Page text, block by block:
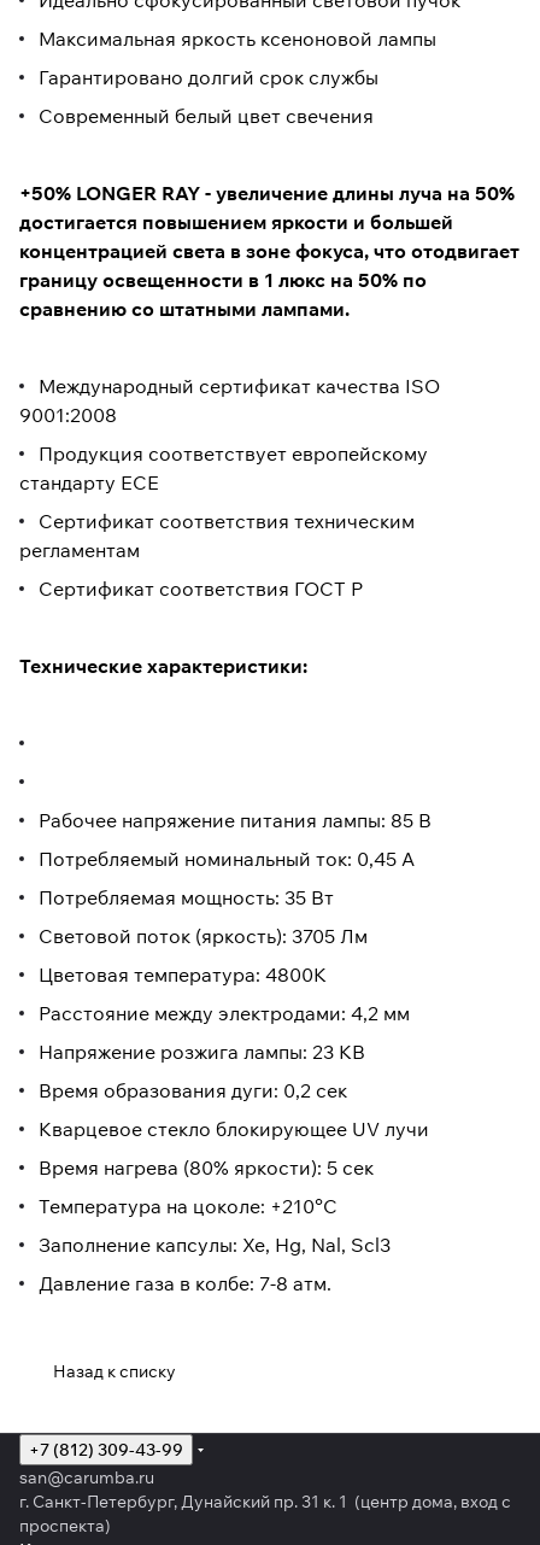
Максимальная яркость ксеноновой лампы
Гарантировано долгий срок службы
Современный белый цвет свечения
+50% LONGER RAY - увеличение длины луча на 50%
достигается повышением яркости и большей
концентрацией света в зоне фокуса, что отодвигает
границу освещенности в 1 люкс на 50% по
сравнению со штатными лампами.
Международный сертификат качества ISO
9001:2008
Продукция соответствует европейскому
стандарту ECE
Сертификат соответствия техническим
регламентам
Сертификат соответствия ГОСТ Р
Технические характеристики:
Рабочее напряжение питания лампы: 85 В
Потребляемый номинальный ток: 0,45 А
Потребляемая мощность: 35 Вт
Световой поток (яркость): 3705 Лм
Цветовая температура: 4800К
Расстояние между электродами: 4,2 мм
Напряжение розжига лампы: 23 КВ
Время образования дуги: 0,2 сек
Кварцевое стекло блокирующее UV лучи
Время нагрева (80% яркости): 5 сек
Температура на цоколе: +210°С
Заполнение капсулы: Xe, Hg, Nal, Scl3
Давление газа в колбе: 7-8 атм.
Назад к списку
+7 (812) 309-43-99
san@carumba.ru
г. Санкт-Петербург, Дунайский пр. 31 к. 1 (центр дома, вход с
проспекта)